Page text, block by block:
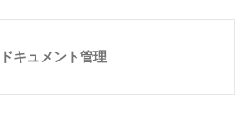
ドキュメント管理